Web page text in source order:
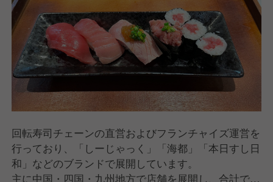
回転寿司チェーンの直営およびフランチャイズ運営を
行っており、「しーじゃっく」「海都」「本日すし日
和」などのブランドで展開しています。
主に中国・四国・九州地方で店舗を展開し、合計で直